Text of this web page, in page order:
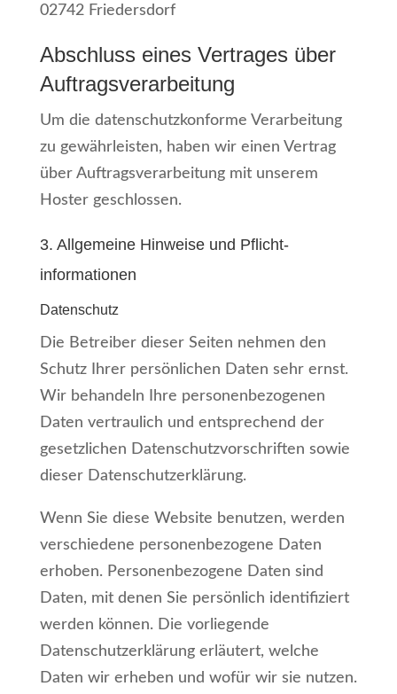
02742 Friedersdorf
Abschluss eines Vertrages über
Auftragsverarbeitung
Um die datenschutzkonforme Verarbeitung
zu gewährleisten, haben wir einen Vertrag
über Auftragsverarbeitung mit unserem
Hoster geschlossen.
3. Allgemeine Hinweise und Pflicht­
informationen
Datenschutz
Die Betreiber dieser Seiten nehmen den
Schutz Ihrer persönlichen Daten sehr ernst.
Wir behandeln Ihre personenbezogenen
Daten vertraulich und entsprechend der
gesetzlichen Datenschutzvorschriften sowie
dieser Datenschutzerklärung.
Wenn Sie diese Website benutzen, werden
verschiedene personenbezogene Daten
erhoben. Personenbezogene Daten sind
Daten, mit denen Sie persönlich identifiziert
werden können. Die vorliegende
Datenschutzerklärung erläutert, welche
Daten wir erheben und wofür wir sie nutzen.